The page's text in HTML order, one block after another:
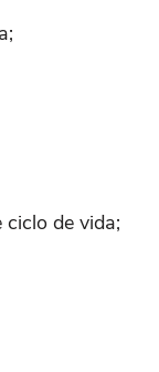
ciclo de vida;